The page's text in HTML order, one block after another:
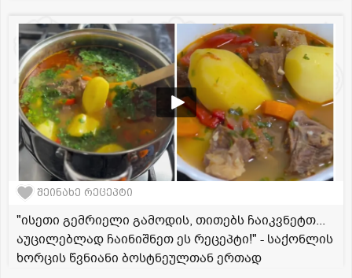
შეინახე რეცეპტი
"ისეთი გემრიელი გამოდის, თითებს ჩაიკვნეტთ...
აუცილებლად ჩაინიშნეთ ეს რეცეპტი!" - საქონლის
ხორცის წვნიანი ბოსტნეულთან ერთად